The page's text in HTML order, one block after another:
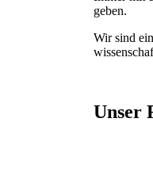
geben.
Wir sind
Unser